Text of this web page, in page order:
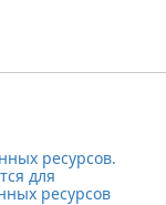
ресурсов.
для
ресурсов